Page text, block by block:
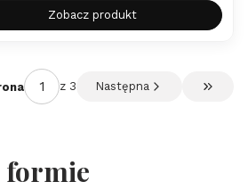
Zobacz produkt
z 3 Następna
formie